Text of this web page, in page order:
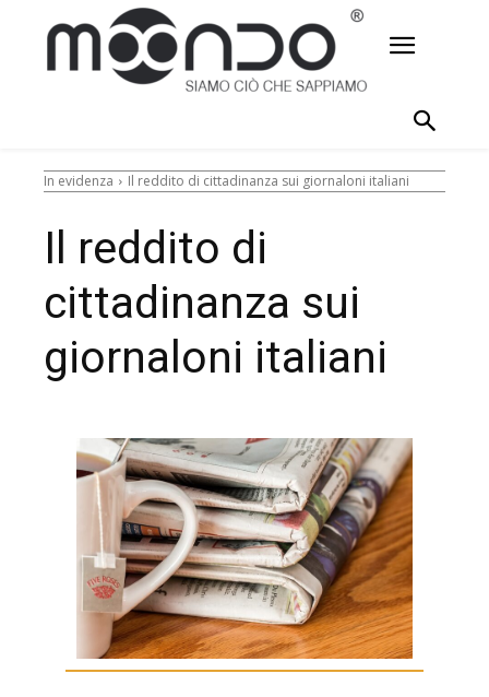
In evidenza Il reddito di cittadinanza sui giornaloni italiani
Il reddito di
cittadinanza sui
giornaloni italiani